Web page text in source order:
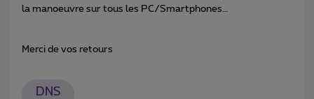
la manoeuvre sur tous les PC/Smartphones…
Merci de vos retours
DNS